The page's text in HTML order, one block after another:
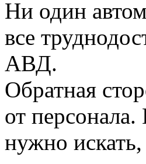
Ни один
все
АВД.
Обратная
от
нужно